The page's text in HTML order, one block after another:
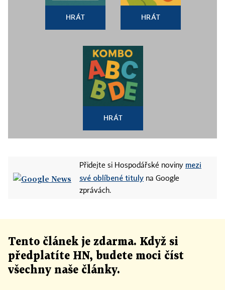
HRÁT HRÁT
HRÁT
Přidejte si Hospodářské noviny mezi
své oblíbené tituly na Google
zprávách.
Tento článek je zdarma. Když si
předplatíte HN, budete moci číst
všechny naše články.